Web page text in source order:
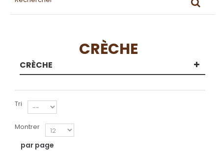
CRÈCHE
CRÈCHE
Tri
Montrer
par page